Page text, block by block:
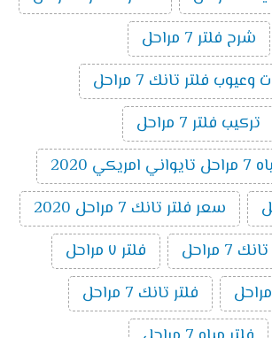
شرح فلتر 7 مراحل
وعيوب فلتر تانك 7 مراحل
تركيب فلتر 7 مراحل
2020
سعر فلتر تانك 7 مراحل 2020
مراحل
فلتر ٧ مراحل
فلتر تانك 7 مراحل